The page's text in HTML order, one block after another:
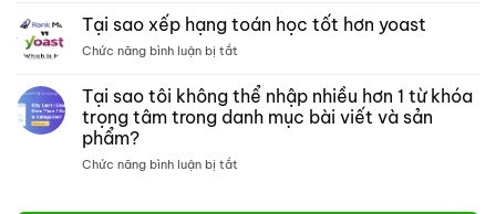
tìm
web
cụ
meta
đồ
Kiểm
soát
Tại sao xếp hạng toán học tốt hơn yoast
Chức năng bình luận bị tắt
sao
xếp
hạng
Tại sao tôi không thể nhập nhiều hơn 1 từ khóa
trọng tâm trong danh mục bài viết và sản
phẩm?
Chức năng bình luận bị tắt